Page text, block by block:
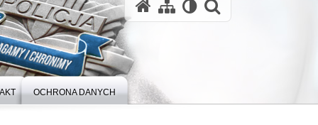
OCHRONA DANYCH